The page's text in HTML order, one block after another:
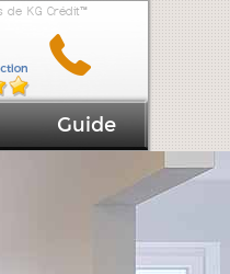
de KG Crédit™
Guide